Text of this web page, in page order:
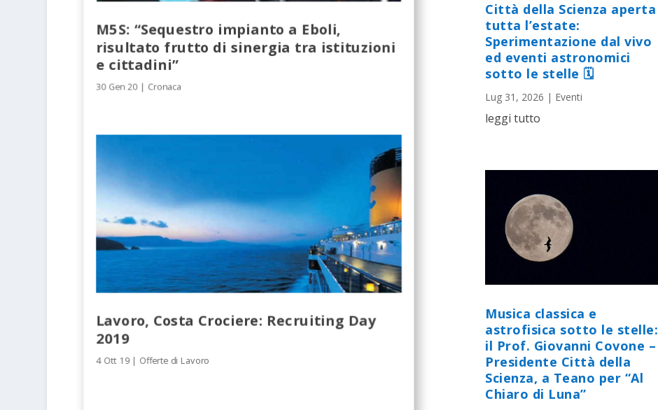
M5S: “Sequestro impianto a Eboli,
risultato frutto di sinergia tra istituzioni
e cittadini”
30 Gen 20| Cronaca
Lavoro, Costa Crociere: Recruiting Day
2019
4 Ott 19| Offerte di Lavoro
Città della Scienza aperta
tutta l’estate:
Sperimentazione dal vivo
ed eventi astronomici
sotto le stelle 🗓
Lug 31, 2026 | Eventi
leggi tutto
Musica classica e
astrofisica sotto le stelle:
il Prof. Giovanni Covone –
Presidente Città della
Scienza, a Teano per “Al
Chiaro di Luna”